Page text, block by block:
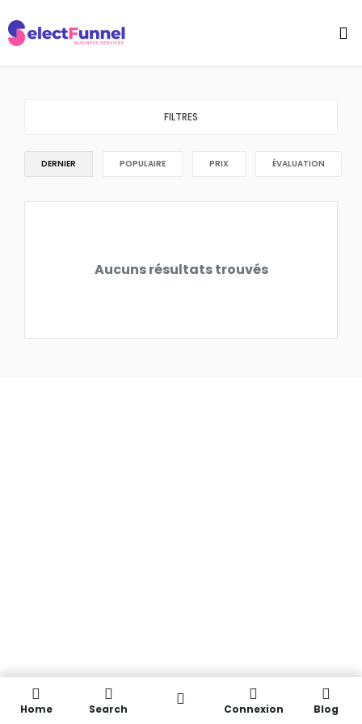
FILTRES
DERNIER POPULAIRE PRIX ÉVALUATION
Aucuns résultats trouvés
Home Search Connexion Blog